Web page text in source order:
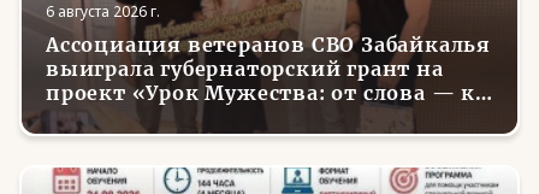
6 августа 2026 г.
Ассоциация ветеранов СВО Забайкалья
выиграла губернаторский грант на
проект «Урок Мужества: от слова — к
делу»